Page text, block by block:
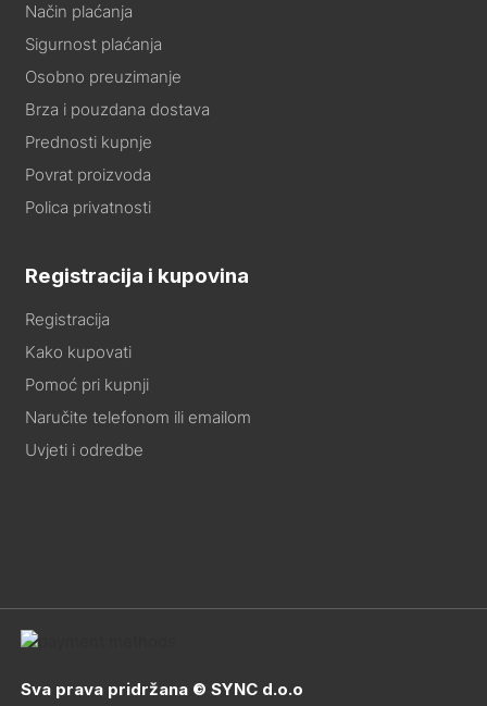
Način plaćanja
Sigurnost plaćanja
Osobno preuzimanje
Brza i pouzdana dostava
Prednosti kupnje
Povrat proizvoda
Polica privatnosti
Registracija i kupovina
Registracija
Kako kupovati
Pomoć pri kupnji
Naručite telefonom ili emailom
Uvjeti i odredbe
Sva prava pridržana © SYNC d.o.o